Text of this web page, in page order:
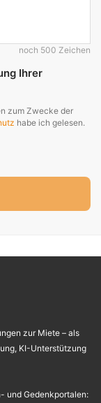
noch 500 Zeichen
Ihrer
zum Zwecke der
habe ich gelesen.
zur Miete – als
KI-Unterstützung
und Gedenkportalen: